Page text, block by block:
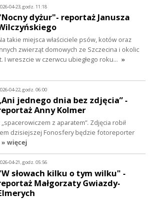
04-23, godz. 11:18
dyżur"- reportaż Janusza
takie miejsca właściciele psów, kotów oraz
zwierząt domowych ze Szczecina i okolic
I wreszcie w czerwcu ubiegłego roku… »
04-22, godz. 06:00
jednego dnia bez zdjęcia” -
Anny Kolmer
z aparatem”. Zdjęcia robił
dzisiejszej Fonosfery będzie fotoreporter
» więcej
04-21, godz. 05:56
słowach kilku o tym wilku" -
Małgorzaty Gwiazdy-